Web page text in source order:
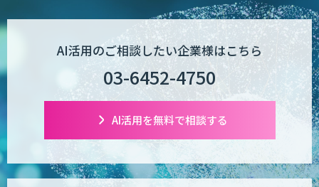
POPstation
業務特化型AIエージェントの開発支援
「業務AIプロ」
Dify導入支援
AI活用のご相談したい企業様はこちら
03-6452-4750
AI活用を無料で相談する